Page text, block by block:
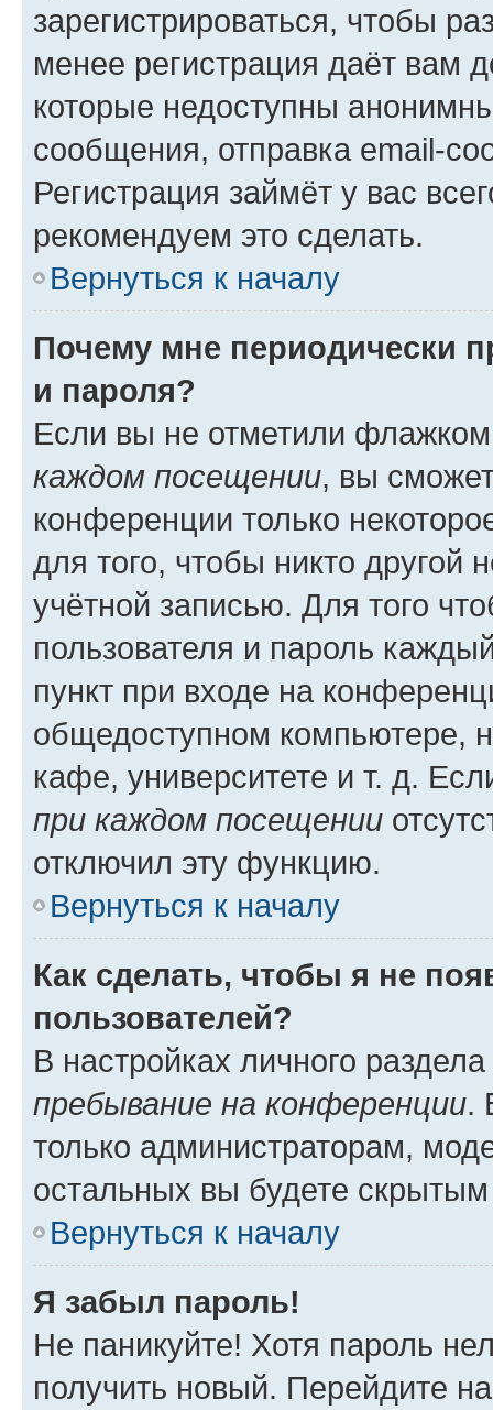
зарегистрироваться, чтобы
менее регистрация даёт вам
которые недоступны
сообщения, отправка email-
Регистрация займёт у вас
рекомендуем это сделать.
Вернуться к началу
Почему мне периодически
и пароля?
Если вы не отметили
каждом посещении, вы
конференции только
для того, чтобы никто другой
учётной записью. Для того
пользователя и пароль
пункт при входе на
общедоступном компьютере,
кафе, университете и т. д.
при каждом посещении
отключил эту функцию.
Вернуться к началу
Как сделать, чтобы я не
пользователей?
В настройках личного
пребывание на конференции.
только администраторам,
остальных вы будете
Вернуться к началу
Я забыл пароль!
Не паникуйте! Хотя пароль
получить новый. Перейдите